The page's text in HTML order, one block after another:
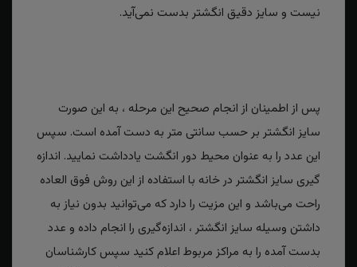
نیست و سایز دقیق انگشتر بدست نمی‌آید.
پس از اطمینان از انجام صحیح این مرحله ، به این صورت
سایز انگشتر بر حسب سانتی متر به دست آمده است. سپس
این عدد را به عنوان محیط دور انگشت یادداشت نمایید. اندازه
گیری سایز انگشتر در خانه با استفاده از این روش فوق العاده
راحت می‌باشد و این مزیت را دارد که می‌توانید بدون نیاز به
داشتن وسیله سایز انگشتر ، اندازه‌گیری را انجام داده و عدد
بدست آمده را به مراکز مربوط اعلام کنید سپس کارشناسان